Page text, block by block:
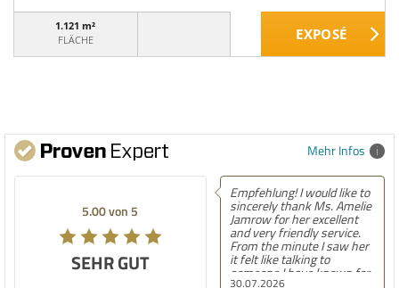
1.121 m²
FLÄCHE
Mehr Infos
5.00 von 5
SEHR GUT
30.07.2026
Empfehlung! I would like to
sincerely thank Ms. Amelie
Jamrow for her excellent
and very friendly service.
From the minute I saw her
it felt like talking to
someone I have known for